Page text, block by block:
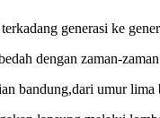
generasi ke
dengan zaman-
bandung,dari umur lima